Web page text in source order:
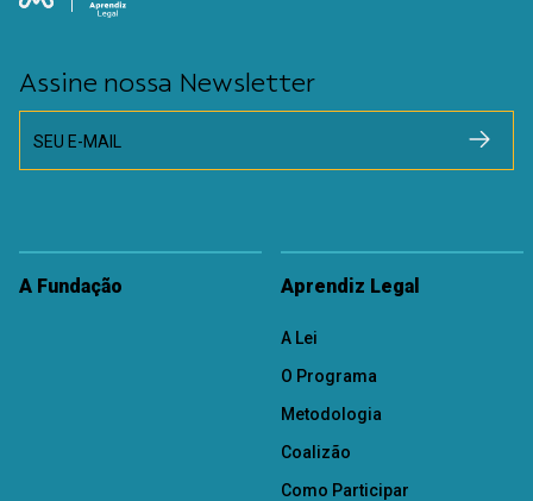
Assine nossa Newsletter
SEU E-MAIL
A Fundação Aprendiz Legal
A Lei
O Programa
Metodologia
Coalizão
Como Participar